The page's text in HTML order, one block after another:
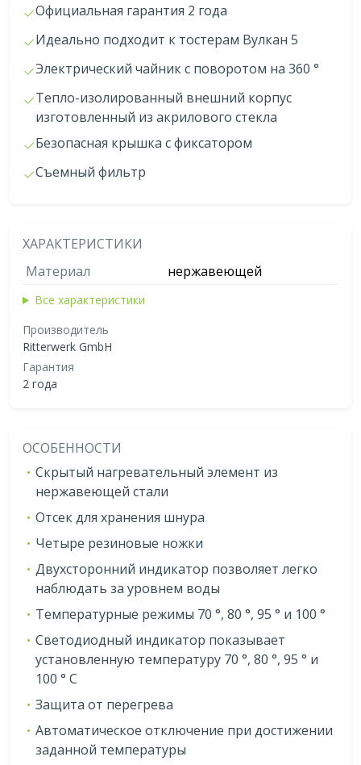
Официальная гарантия 2 года
Идеально подходит к тостерам Вулкан 5
Электрический чайник с поворотом на 360 °
Тепло-изолированный внешний корпус
изготовленный из акрилового стекла
Безопасная крышка с фиксатором
Съемный фильтр
ХАРАКТЕРИСТИКИ
Материал
нержавеющей
Все характеристики
Производитель
Ritterwerk GmbH
Гарантия
2 года
ОСОБЕННОСТИ
Скрытый нагревательный элемент из
нержавеющей стали
Отсек для хранения шнура
Четыре резиновые ножки
Двухсторонний индикатор позволяет легко
наблюдать за уровнем воды
Температурные режимы 70 °, 80 °, 95 ° и 100 °
Светодиодный индикатор показывает
установленную температуру 70 °, 80 °, 95 ° и
100 ° С
Защита от перегрева
Автоматическое отключение при достижении
заданной температуры